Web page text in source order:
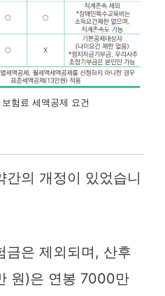
험료 세액공제 요건
간의 개정이 있었습니
금은 제외되며, 산후
원)은 연봉 7000만